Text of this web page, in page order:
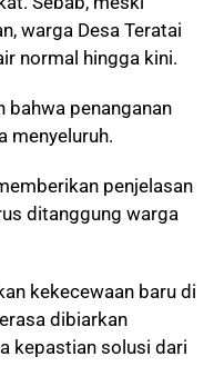
warga Desa Teratai
normal hingga kini.
bahwa penanganan
menyeluruh.
penjelasan
ditanggung warga
kekecewaan baru di
dibiarkan
kepastian solusi dari